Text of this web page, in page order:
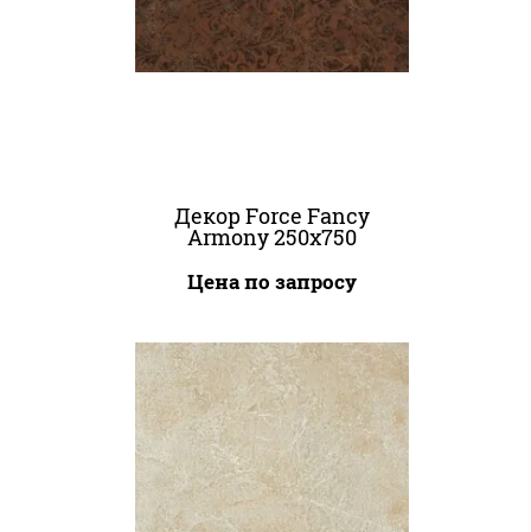
Декор Force Fancy
Armony 250x750
Цена по запросу